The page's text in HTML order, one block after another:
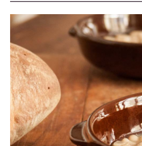
NEWS
FAQs
LOGIN
REGISTRATI